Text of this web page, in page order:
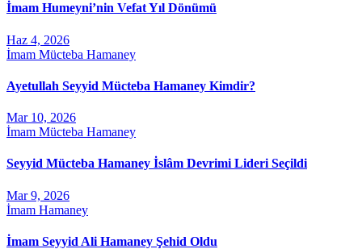
İmam Humeyni’nin Vefat Yıl Dönümü
Haz 4, 2026
İmam Mücteba Hamaney
Ayetullah Seyyid Mücteba Hamaney Kimdir?
Mar 10, 2026
İmam Mücteba Hamaney
Seyyid Mücteba Hamaney İslâm Devrimi Lideri Seçildi
Mar 9, 2026
İmam Hamaney
İmam Seyyid Ali Hamaney Şehid Oldu